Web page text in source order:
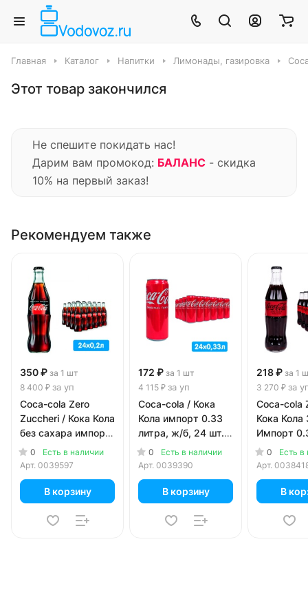
Главная Каталог Напитки Лимонады, газировка
Этот товар закончился
Не спешите покидать нас!
Дарим вам промокод: БАЛАНС - скидка
10% на первый заказ!
Рекомендуем также
350 ₽ за 1 шт
8 400 ₽ за уп
Coca-cola Zero
Zuccheri / Кока Кола
без сахара импорт
0.2 литра, стекло,
24 шт. в уп.
0
Есть в наличии
Арт. 0039597
В корзину
172 ₽ за 1 шт
4 115 ₽ за уп
Coca-cola / Кока
Кола импорт 0.33
литра, ж/б, 24 шт. в
уп.0
Есть в наличии
Арт. 0039390
В корзину
218 ₽ за 1
3 270 ₽ за
Coca-cola
Кока Кола
Импорт
стекло,
0
Есть в
Арт.
В